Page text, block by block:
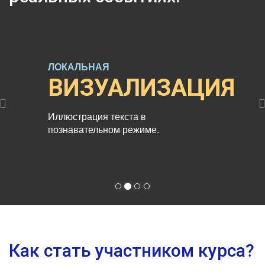
ЛОКАЛЬНАЯ
ВИЗУАЛИЗАЦИЯ
Иллюстрация текста в
познавательном режиме.
Как стать участником курса?